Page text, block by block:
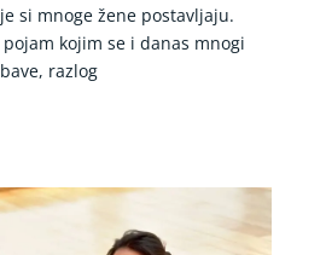
si mnoge žene postavljaju.
kojim se i danas mnogi
razlog